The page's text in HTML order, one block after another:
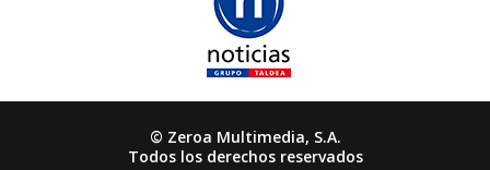
© Zeroa Multimedia, S.A.
Todos los derechos reservados